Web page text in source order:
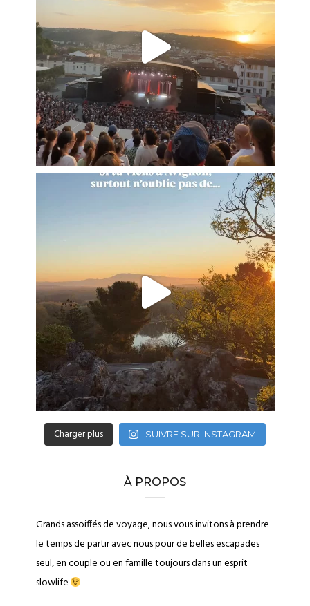
Charger plus SUIVRE SUR INSTAGRAM
À PROPOS
Grands assoiffés de voyage, nous vous invitons à prendre
le temps de partir avec nous pour de belles escapades
seul, en couple ou en famille toujours dans un esprit
slowlife